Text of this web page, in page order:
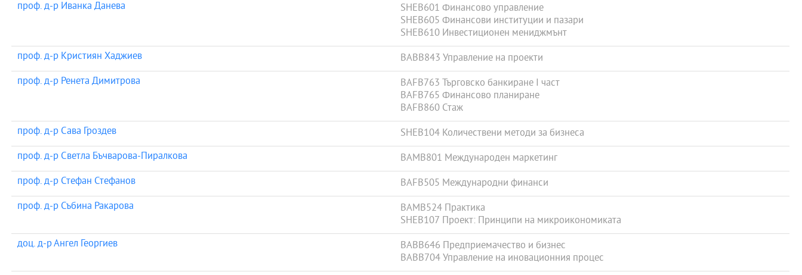
проф. д-р Иванка Данева
SHEB601 Финансово управление
SHEB605 Финансови институции и пазари
SHEB610 Инвестиционен мениджмънт
проф. д-р Кристиян Хаджиев
BABB843 Управление на проекти
проф. д-р Ренета Димитрова
BAFB763 Търговско банкиране І част
BAFB765 Финансово планиране
BAFB860 Стаж
проф. д-р Сава Гроздев
SHEB104 Количествени методи за бизнеса
проф. д-р Светла Бъчварова-Пиралкова
BAMB801 Международен маркетинг
проф. д-р Стефан Стефанов
BAFB505 Международни финанси
проф. д-р Събина Ракарова
BAMB524 Практика
SHEB107 Проект: Принципи на микроикономиката
доц. д-р Ангел Георгиев
BABB646 Предприемачество и бизнес
BABB704 Управление на иновационния процес